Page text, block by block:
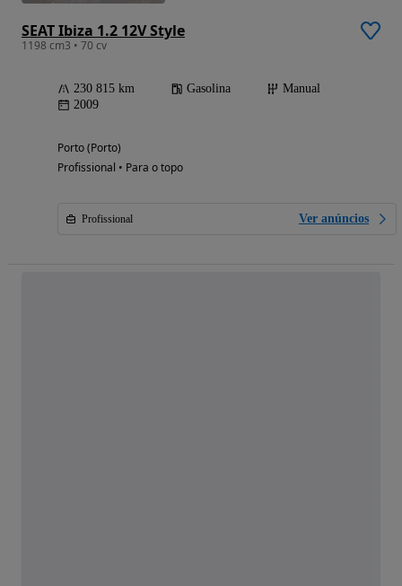
SEAT Ibiza 1.2 12V Style
1198 cm3 • 70 cv
230 815 km Gasolina
Manual
2009
Porto (Porto)
Profissional • Para o topo
Profissional Ver anúncios